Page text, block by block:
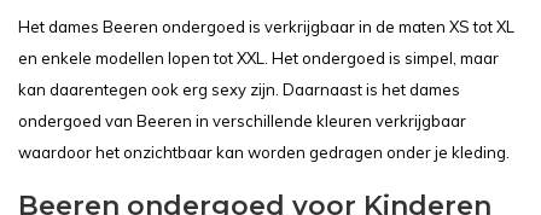
Het dames Beeren ondergoed is verkrijgbaar in de maten XS tot XL
en enkele modellen lopen tot XXL. Het ondergoed is simpel, maar
kan daarentegen ook erg sexy zijn. Daarnaast is het dames
ondergoed van Beeren in verschillende kleuren verkrijgbaar
waardoor het onzichtbaar kan worden gedragen onder je kleding.
Beeren ondergoed voor Kinderen